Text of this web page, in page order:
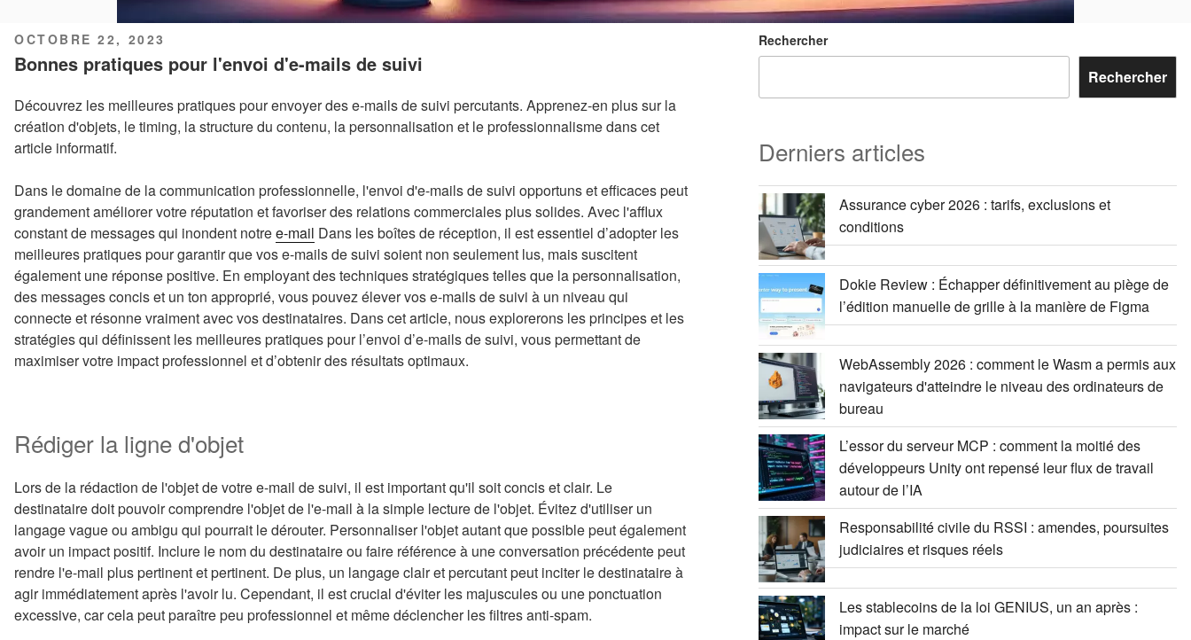
PUBLIÉ
LE
OCTOBRE 22, 2023
Bonnes pratiques pour l'envoi d'e-mails de suivi
Découvrez les meilleures pratiques pour envoyer des e-mails de suivi percutants. Apprenez-en plus sur la
création d'objets, le timing, la structure du contenu, la personnalisation et le professionnalisme dans cet
article informatif.
Dans le domaine de la communication professionnelle, l'envoi d'e-mails de suivi opportuns et efficaces peut
grandement améliorer votre réputation et favoriser des relations commerciales plus solides. Avec l'afflux
constant de messages qui inondent notree-mail Dans les boîtes de réception, il est essentiel d’adopter les
meilleures pratiques pour garantir que vos e-mails de suivi soient non seulement lus, mais suscitent
également une réponse positive. En employant des techniques stratégiques telles que la personnalisation,
des messages concis et un ton approprié, vous pouvez élever vos e-mails de suivi à un niveau qui
connecte et résonne vraiment avec vos destinataires. Dans cet article, nous explorerons les principes et les
stratégies qui définissent les meilleures pratiques pour l’envoi d’e-mails de suivi, vous permettant de
maximiser votre impact professionnel et d’obtenir des résultats optimaux.
Rédiger la ligne d'objet
Lors de la rédaction de l'objet de votre e-mail de suivi, il est important qu'il soit concis et clair. Le
destinataire doit pouvoir comprendre l'objet de l'e-mail à la simple lecture de l'objet. Évitez d'utiliser un
langage vague ou ambigu qui pourrait le dérouter. Personnaliser l'objet autant que possible peut également
avoir un impact positif. Inclure le nom du destinataire ou faire référence à une conversation précédente peut
rendre l'e-mail plus pertinent et pertinent. De plus, un langage clair et percutant peut inciter le destinataire à
agir immédiatement après l'avoir lu. Cependant, il est crucial d'éviter les majuscules ou une ponctuation
excessive, car cela peut paraître peu professionnel et même déclencher les filtres anti-spam.
Rechercher
Rechercher
Derniers articles
Assurance cyber 2026 : tarifs, exclusions et
conditions
Dokie Review : Échapper définitivement au piège de
l’édition manuelle de grille à la manière de Figma
WebAssembly 2026 : comment le Wasm a permis aux
navigateurs d'atteindre le niveau des ordinateurs de
bureau
L’essor du serveur MCP : comment la moitié des
développeurs Unity ont repensé leur flux de travail
autour de l’IA
Responsabilité civile du RSSI : amendes, poursuites
judiciaires et risques réels
Les stablecoins de la loi GENIUS, un an après :
impact sur le marché